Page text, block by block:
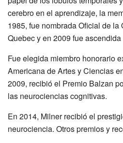
cerebro en el aprendizaje, la
1985, fue nombrada Oficial de la
Quebec y en 2009 fue
Fue elegida miembro honorario
Americana de Artes y Ciencias
2009, recibió el Premio Balzan
las neurociencias cognitivas.
En 2014, Milner recibió el
neurociencia. Otros premios y